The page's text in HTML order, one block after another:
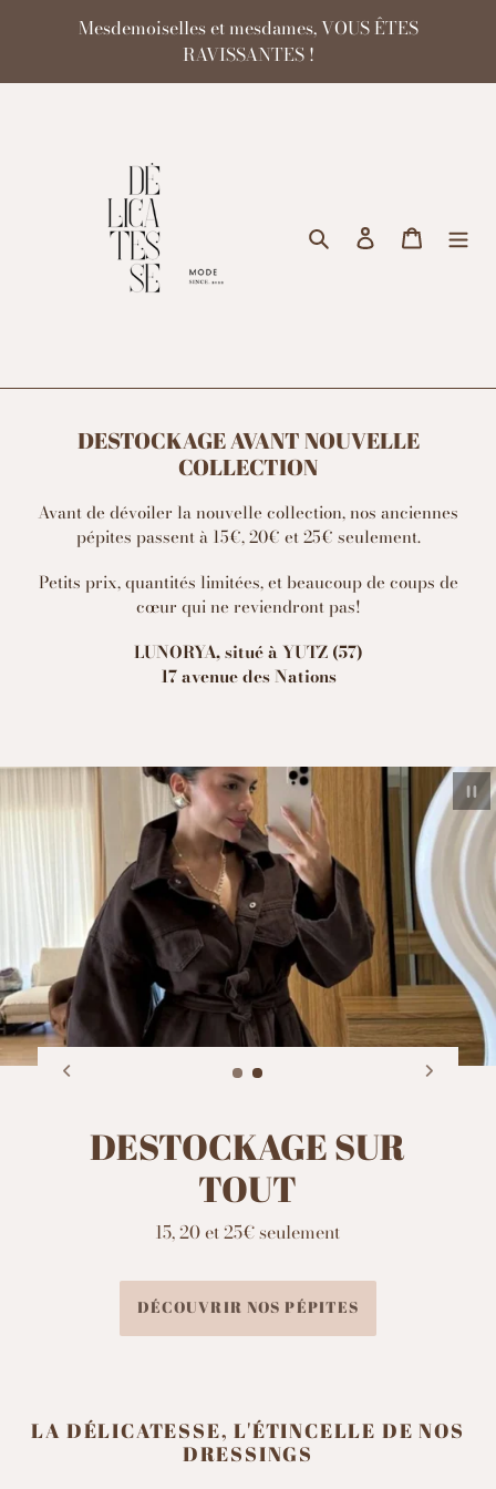
Mesdemoiselles et mesdames, VOUS ÊTES
RAVISSANTES !
RechercherSe connecter
Panier
DESTOCKAGE AVANT NOUVELLE
COLLECTION
Avant de dévoiler la nouvelle collection, nos anciennes
pépites passent à 15€, 20€ et 25€ seulement.
Petits prix, quantités limitées, et beaucoup de coups de
cœur qui ne reviendront pas!
LUNORYA, situé à YUTZ (57)
17 avenue des Nations
DESTOCKAGE SUR
TOUT
15, 20 et 25€ seulement
DÉCOUVRIR NOS PÉPITES
LA DÉLICATESSE, L'ÉTINCELLE DE NOS
DRESSINGS